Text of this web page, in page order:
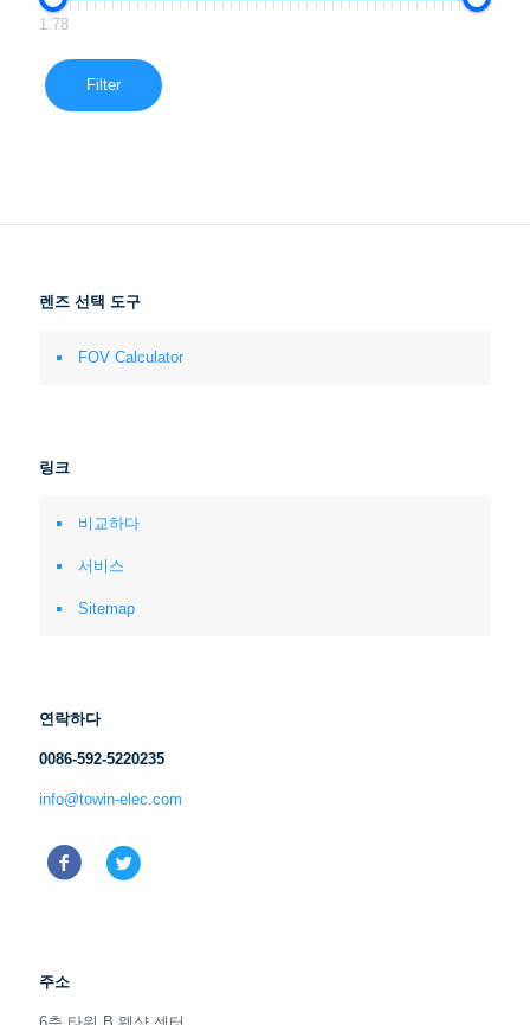
1.78
Filter
렌즈 선택 도구
FOV Calculator
링크
비교하다
서비스
Sitemap
연락하다
0086-592-5220235
info@towin-elec.com
주소